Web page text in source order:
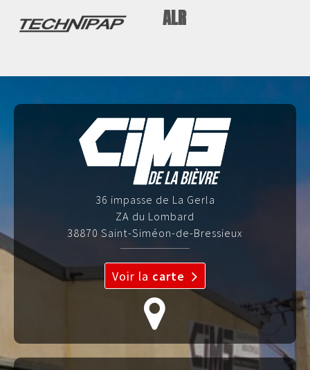
ALR
36 impasse de La Gerla
ZA du Lombard
38870 Saint-Siméon-de-Bressieux
Voir la carte